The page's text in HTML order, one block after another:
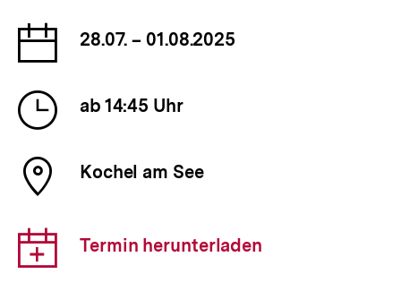
Datum
der
Veranstaltung
28.07. – 01.08.2025
Uhrzeit
der
Veranstaltung
ab 14:45 Uhr
Ort
der
Kochel am See
Download-
Link:
Termin herunterladen